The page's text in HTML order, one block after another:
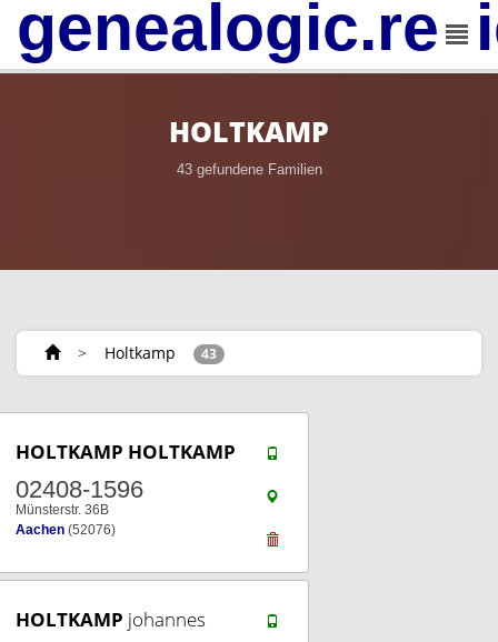
HOLTKAMP
43 gefundene Familien
> Holtkamp 43
HOLTKAMP HOLTKAMP
02408-1596
Münsterstr. 36B
Aachen (52076)
HOLTKAMP johannes